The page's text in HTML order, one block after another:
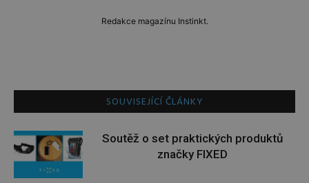
Redakce magazínu Instinkt.
SOUVISEJÍCÍ ČLÁNKY
Soutěž o set praktických produktů
značky FIXED